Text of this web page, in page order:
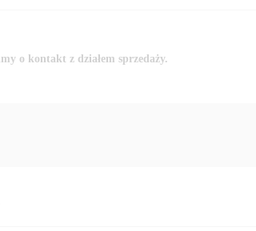
o kontakt z działem sprzedaży.